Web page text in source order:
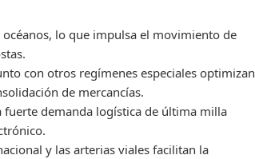
lo que impulsa el movimiento de
con otros regímenes especiales optimizan
de mercancías.
fuerte demanda logística de última milla
y las arterias viales facilitan la